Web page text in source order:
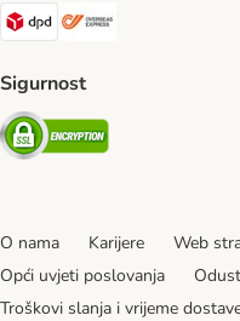
DPD Shipping Method
Sigurnost
Security
O nama Karijere Web
Opći uvjeti poslovanja
Troškovi slanja i vrijeme